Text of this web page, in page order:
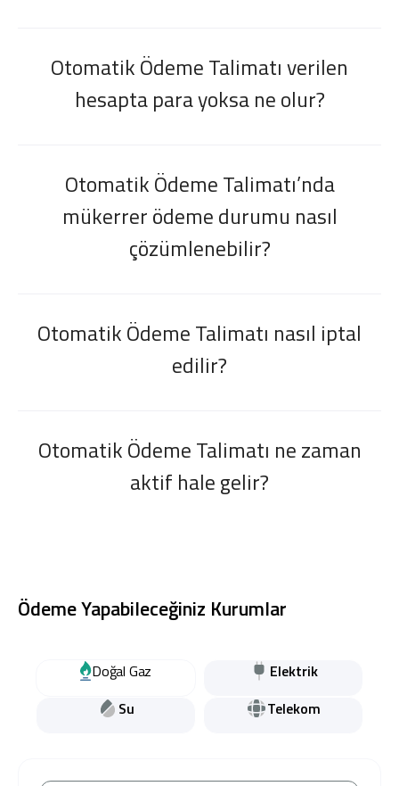
Otomatik Ödeme Talimatı verilen
hesapta para yoksa ne olur?
Otomatik Ödeme Talimatı’nda
mükerrer ödeme durumu nasıl
çözümlenebilir?
Otomatik Ödeme Talimatı nasıl iptal
edilir?
Otomatik Ödeme Talimatı ne zaman
aktif hale gelir?
Ödeme Yapabileceğiniz Kurumlar
Doğal Gaz
Elektrik
Su
Telekom